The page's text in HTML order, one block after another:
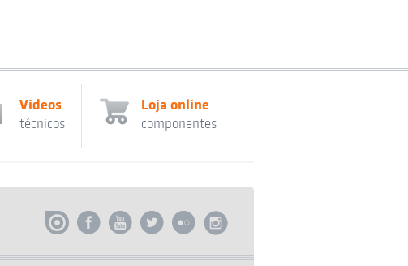
Videos
técnicos
Loja online
componentes